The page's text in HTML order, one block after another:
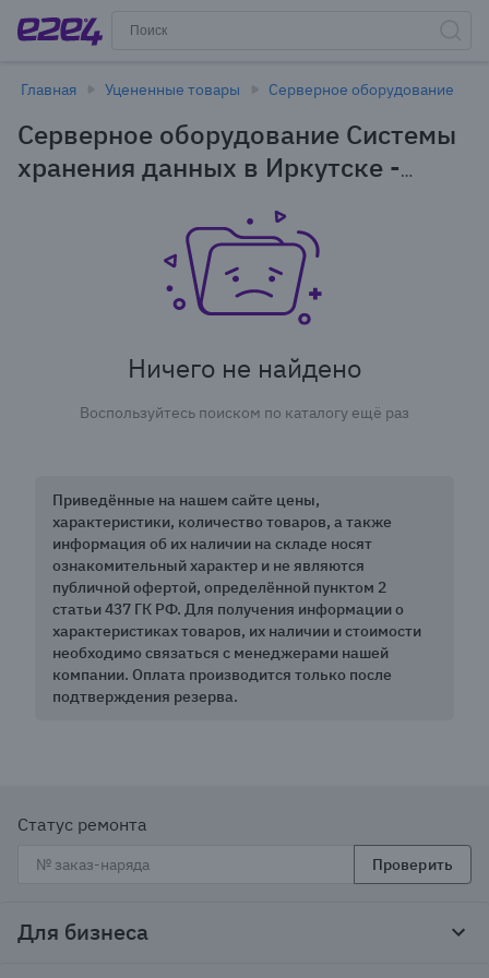
Главная Уцененные товары Серверное оборудование
Серверное оборудование Системы
хранения данных в Иркутске -
Ничего не найдено
Воспользуйтесь поиском по каталогу ещё раз
Приведённые на нашем сайте цены,
характеристики, количество товаров, а также
информация об их наличии на складе носят
ознакомительный характер и не являются
публичной офертой, определённой пунктом 2
статьи 437 ГК РФ. Для получения информации о
характеристиках товаров, их наличии и стоимости
необходимо связаться с менеджерами нашей
компании. Оплата производится только после
подтверждения резерва.
Статус ремонта
Проверить
Для бизнеса